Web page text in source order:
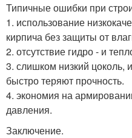
Типичные ошибки при
1. использование
кирпича без защиты от
2. отсутствие гидро - и
3. слишком низкий цоколь,
быстро теряют прочность.
4. экономия на
давления.
Заключение.